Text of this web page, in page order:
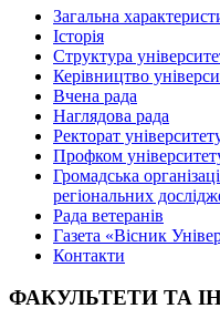
Загальна
Історія
Структура
Керівництво
Вчена рада
Наглядова рада
Ректорат
Профком
Громадська
регіональних
Рада ветеранів
Газета «Вісник
Контакти
ФАКУЛЬТЕТИ ТА